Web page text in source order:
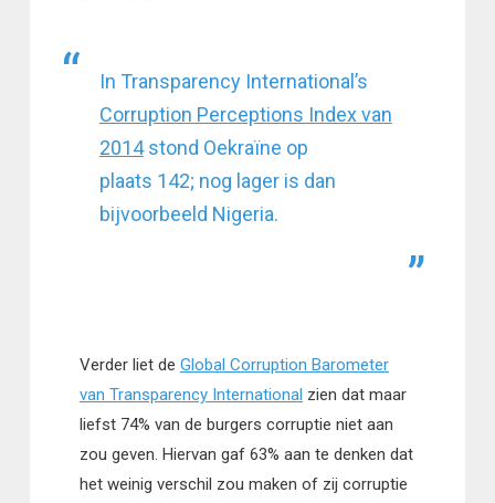
In Transparency International’s
Corruption Perceptions Index van
2014stond Oekraïne op
plaats 142; nog lager is dan
bijvoorbeeld Nigeria.
Verder liet de Global Corruption Barometer
van Transparency International zien dat maar
liefst 74% van de burgers corruptie niet aan
zou geven. Hiervan gaf 63% aan te denken dat
het weinig verschil zou maken of zij corruptie